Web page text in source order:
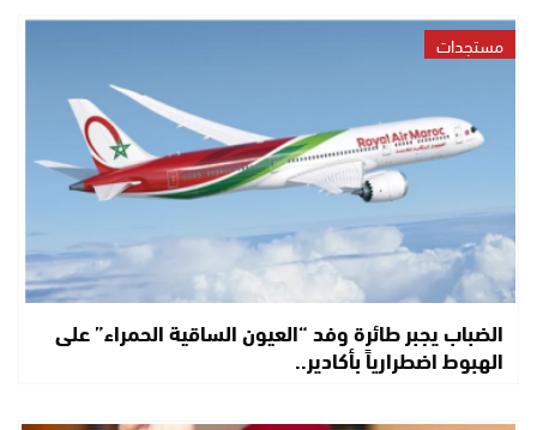
مستجدات
الضباب يجبر طائرة وفد “العيون الساقية الحمراء” على
الهبوط اضطرارياً بأكادير..